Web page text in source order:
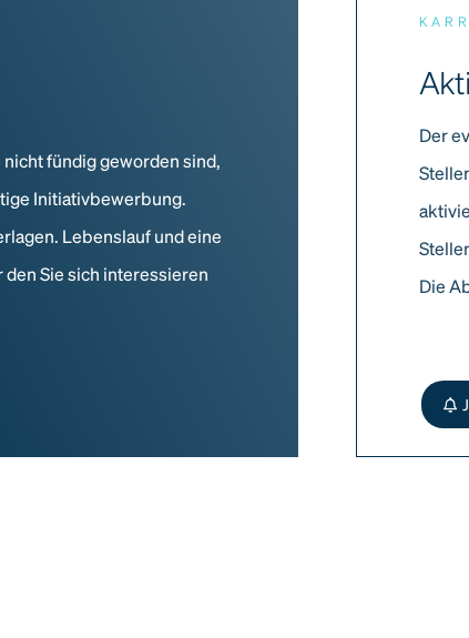
fündig geworden sind,
Initiativbewerbung.
Lebenslauf und eine
Sie sich interessieren
Der
Die